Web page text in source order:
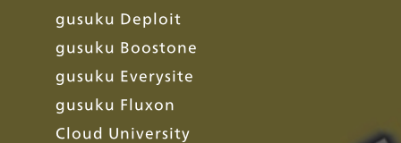
gusuku Deploit
gusuku Boostone
gusuku Everysite
gusuku Fluxon
Cloud University